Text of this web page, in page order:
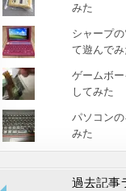
みた
シャープ
て遊んでみ
ゲームボ
してみた
パソコン
みた
過去記事